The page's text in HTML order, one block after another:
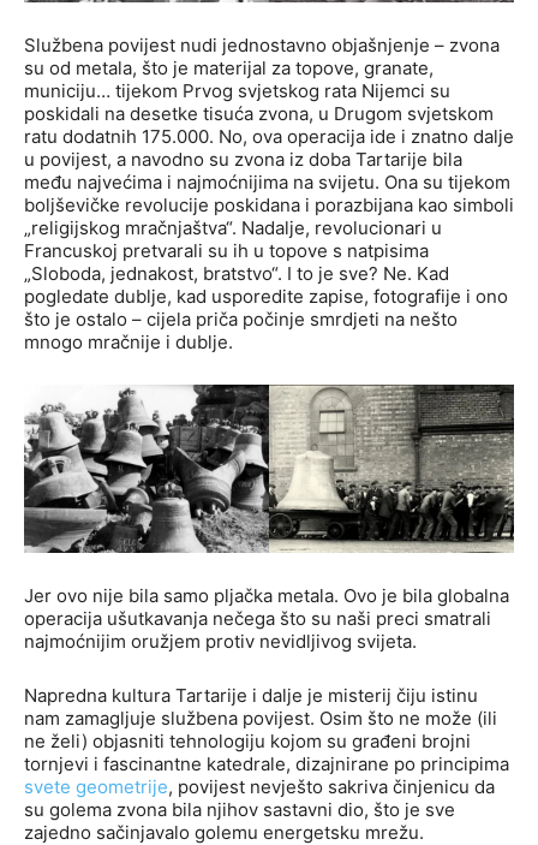
Službena povijest nudi jednostavno objašnjenje – zvona
su od metala, što je materijal za topove, granate,
municiju… tijekom Prvog svjetskog rata Nijemci su
poskidali na desetke tisuća zvona, u Drugom svjetskom
ratu dodatnih 175.000. No, ova operacija ide i znatno dalje
u povijest, a navodno su zvona iz doba Tartarije bila
među najvećima i najmoćnijima na svijetu. Ona su tijekom
boljševičke revolucije poskidana i porazbijana kao simboli
„religijskog mračnjaštva“. Nadalje, revolucionari u
Francuskoj pretvarali su ih u topove s natpisima
„Sloboda, jednakost, bratstvo“. I to je sve? Ne. Kad
pogledate dublje, kad usporedite zapise, fotografije i ono
što je ostalo – cijela priča počinje smrdjeti na nešto
mnogo mračnije i dublje.
Jer ovo nije bila samo pljačka metala. Ovo je bila globalna
operacija ušutkavanja nečega što su naši preci smatrali
najmoćnijim oružjem protiv nevidljivog svijeta.
Napredna kultura Tartarije i dalje je misterij čiju istinu
nam zamagljuje službena povijest. Osim što ne može (ili
ne želi) objasniti tehnologiju kojom su građeni brojni
tornjevi i fascinantne katedrale, dizajnirane po principima
svete geometrije, povijest nevješto sakriva činjenicu da
su golema zvona bila njihov sastavni dio, što je sve
zajedno sačinjavalo golemu energetsku mrežu.